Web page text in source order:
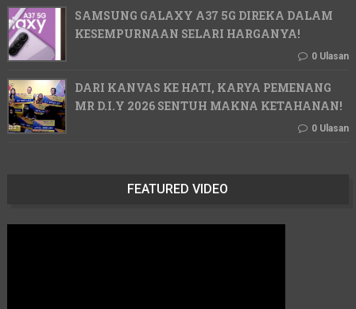
SAMSUNG GALAXY A37 5G DIREKA DALAM
KESEMPURNAAN SELARI HARGANYA!
0 Ulasan
DARI KANVAS KE HATI, KARYA PEMENANG
MR D.I.Y 2026 SENTUH MAKNA KETAHANAN!
0 Ulasan
FEATURED VIDEO